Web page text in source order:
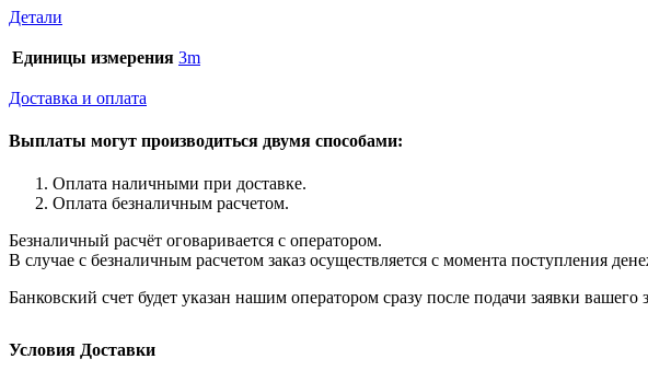
Детали
Единицы измерения 3m
Доставка и оплата
Выплаты могут производиться двумя способами:
Оплата наличными при доставке.
Оплата безналичным расчетом.
Безналичный расчёт оговаривается с оператором.
В случае с безналичным расчетом заказ осуществляется с момента поступления
Банковский счет будет указан нашим оператором сразу после подачи заявки вашего
Условия Доставки